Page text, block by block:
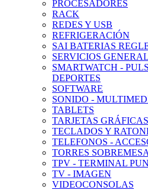
PROCESADORES
RACK
REDES Y USB
REFRIGERACIÓN
SAI BATERIAS
SERVICIOS
SMARTWATCH -
DEPORTES
SOFTWARE
SONIDO -
TABLETS
TARJETAS GRÁFICAS
TECLADOS Y
TELEFONOS -
TORRES SOBREMESA
TPV - TERMINAL
TV - IMAGEN
VIDEOCONSOLAS